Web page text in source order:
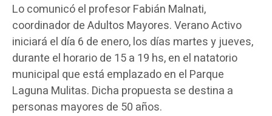
Lo comunicó el profesor Fabián Malnati,
coordinador de Adultos Mayores. Verano Activo
iniciará el día 6 de enero, los días martes y jueves,
durante el horario de 15 a 19 hs, en el natatorio
municipal que está emplazado en el Parque
Laguna Mulitas. Dicha propuesta se destina a
personas mayores de 50 años.